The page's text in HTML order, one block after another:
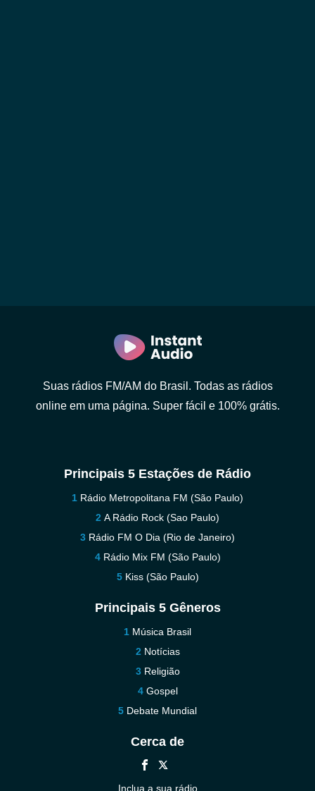
Suas rádios FM/AM do Brasil. Todas as rádios
online em uma página. Super fácil e 100% grátis.
Principais 5 Estações de Rádio
Rádio Metropolitana FM (São Paulo)
A Rádio Rock (Sao Paulo)
Rádio FM O Dia (Rio de Janeiro)
Rádio Mix FM (São Paulo)
Kiss (São Paulo)
Principais 5 Gêneros
Música Brasil
Notícias
Religião
Gospel
Debate Mundial
Cerca de
Inclua a sua rádio